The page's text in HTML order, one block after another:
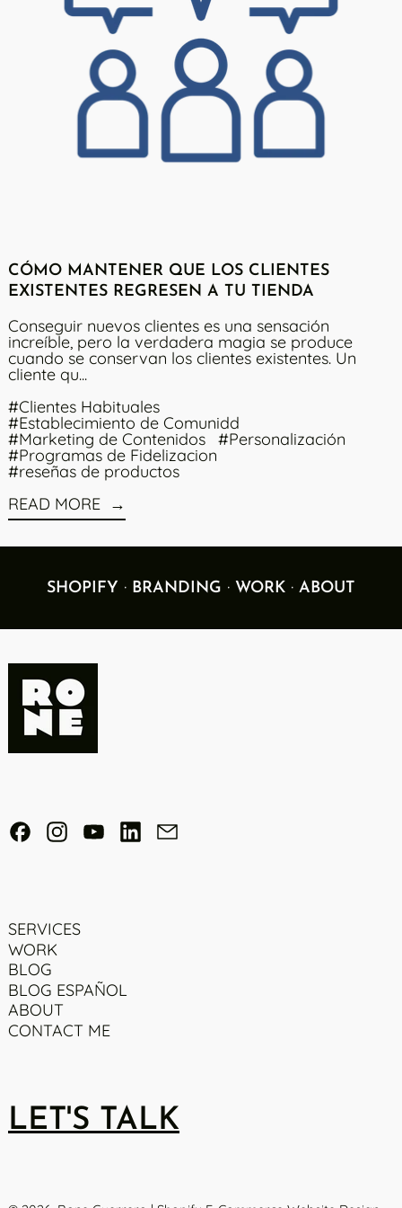
CÓMO MANTENER QUE LOS CLIENTES
EXISTENTES REGRESEN A TU TIENDA
Conseguir nuevos clientes es una sensación
increíble, pero la verdadera magia se produce
cuando se conservan los clientes existentes. Un
cliente qu...
#Clientes Habituales
#Establecimiento de Comunidd
#Marketing de Contenidos #Personalización
#Programas de Fidelizacion
#reseñas de productos
READ MORE
SHOPIFY · BRANDING · WORK · ABOUT
FacebookInstagramYouTubeLinkedIn
SERVICES
WORK
BLOG
BLOG ESPAÑOL
ABOUT
CONTACT ME
LET'S TALK